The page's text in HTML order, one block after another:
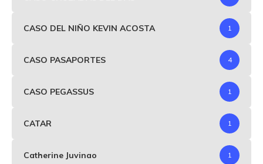
CASO DEL NIÑO KEVIN ACOSTA 1
CASO PASAPORTES 4
CASO PEGASSUS 1
CATAR 1
Catherine Juvinao 1